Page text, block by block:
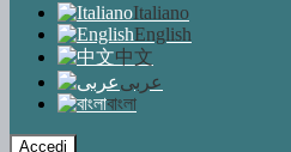
Italiano
English
中文
عربى
বাংলা
Accedi